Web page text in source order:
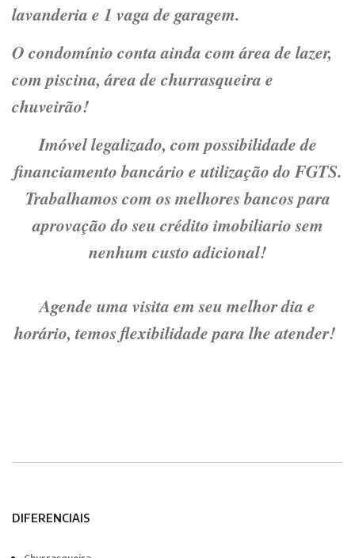
lavanderia e 1 vaga de garagem.
O condomínio conta ainda com área de lazer,
com piscina, área de churrasqueira e
chuveirão!
Imóvel legalizado, com possibilidade de
financiamento bancário e utilização do FGTS.
Trabalhamos com os melhores bancos para
aprovação do seu crédito imobiliario sem
nenhum custo adicional!
Agende uma visita em seu melhor dia e
horário, temos flexibilidade para lhe atender!
DIFERENCIAIS